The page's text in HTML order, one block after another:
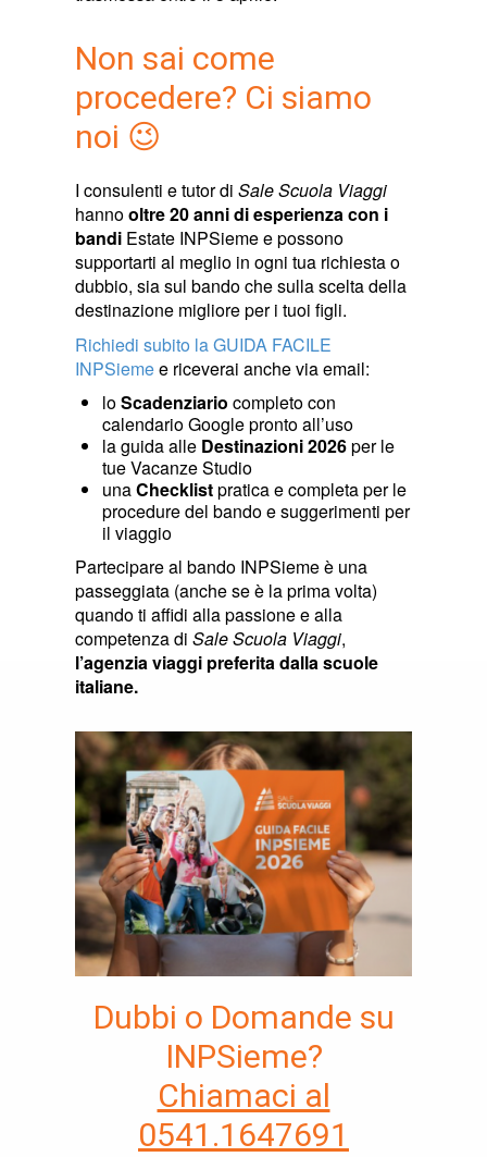
Non sai come
procedere? Ci siamo
noi 😉
I consulenti e tutor di Sale Scuola Viaggi
hannooltre 20 anni di esperienza con i
bandi Estate INPSieme e possono
supportarti al meglio in ogni tua richiesta o
dubbio, sia sul bando che sulla scelta della
destinazione migliore per i tuoi figli.
Richiedi subito la GUIDA FACILE
INPSiemee riceverai anche via email:
loScadenziario completo con
calendario Google pronto all’uso
la guida alle Destinazioni 2026per le
tue Vacanze Studio
unaChecklistpratica e completa per le
procedure del bando e suggerimenti per
il viaggio
Partecipare al bando INPSieme è una
passeggiata (anche se è la prima volta)
quando ti affidi alla passione e alla
competenza di Sale Scuola Viaggi,
l’agenzia viaggi preferita dalla scuole
italiane.
Dubbi o Domande su
INPSieme?
Chiamaci al
0541.1647691